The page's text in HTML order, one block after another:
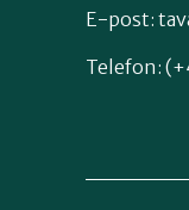
E-post:
Telefon: